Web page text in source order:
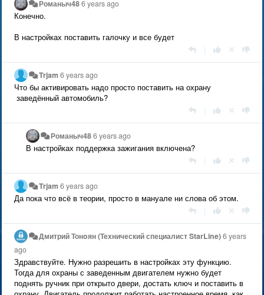
Романыч486 years ago
Конечно.
В настройках поставить галочку и все будет
Trjam 6 years ago
Что бы активировать надо просто поставить на охрану
заведённый автомобиль?
Романыч486 years ago
В настройках поддержка зажигания включена?
Trjam 6 years ago
Да пока что всё в теории, просто в мануале ни слова об этом.
Дмитрий Тонoян (Технический специалист StarLine)6 years
ago
Здравствуйте. Нужно разрешить в настройках эту функцию.
Тогда для охраны с заведенным двигателем нужно будет
поднять ручник при открыто двери, достать ключ и поставить в